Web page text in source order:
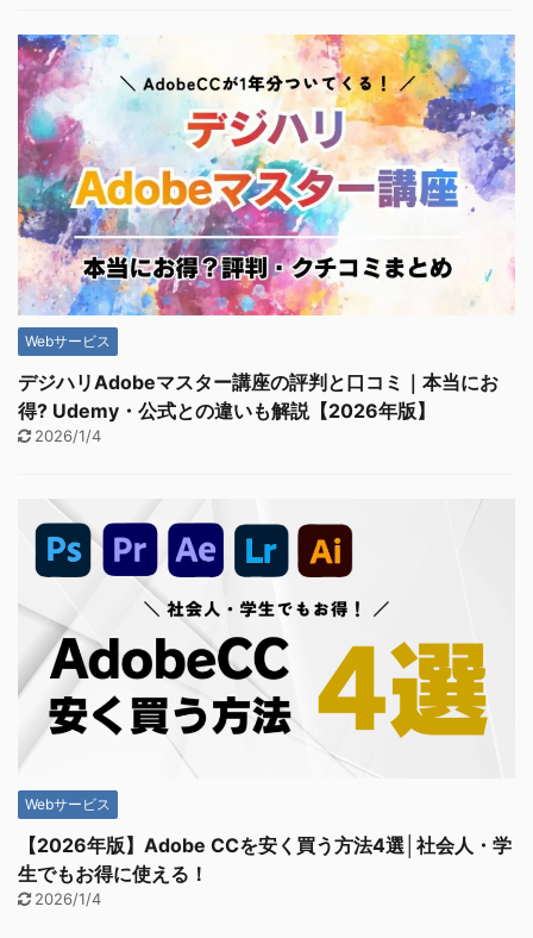
Webサービス
デジハリAdobeマスター講座の評判と口コミ｜本当にお
得? Udemy・公式との違いも解説【2026年版】
2026/1/4
Webサービス
【2026年版】Adobe CCを安く買う方法4選│社会人・学
生でもお得に使える！
2026/1/4